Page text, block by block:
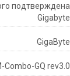
подтверждена
Gigabyte
GigaByte
Combo-GQ rev3.0